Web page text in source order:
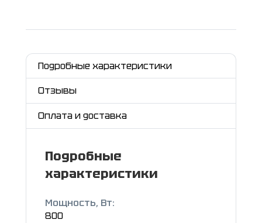
Подробные характеристики
Отзывы
Оплата и доставка
Подробные
характеристики
Мощность, Вт:
800